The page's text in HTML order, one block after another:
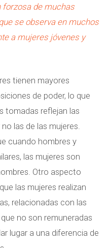
de muchas
se observa en muchos
a mujeres jóvenes y
tienen mayores
de poder, lo que
tomadas reflejan las
las de las mujeres.
cuando hombres y
las mujeres son
Otro aspecto
las mujeres realizan
relacionadas con las
no son remuneradas
lugar a una diferencia de